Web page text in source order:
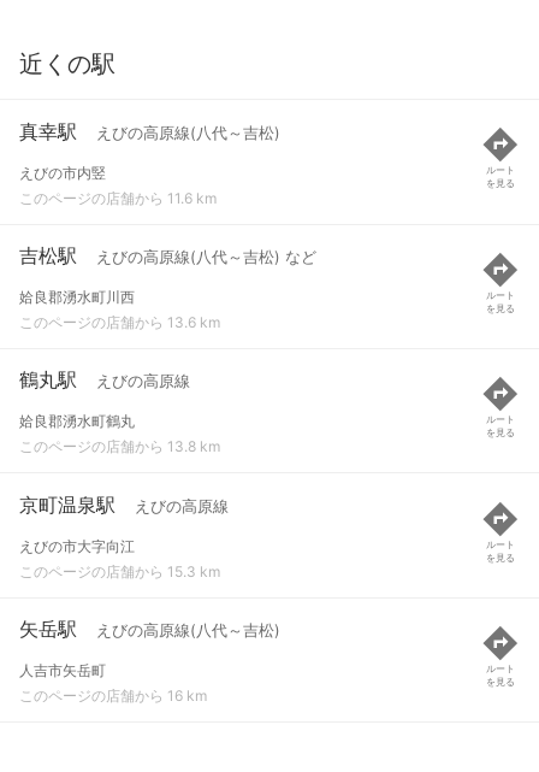
近くの駅
真幸駅 えびの高原線(八代～吉松)
えびの市内竪
このページの店舗から 11.6 km
ルート
を見る
吉松駅 えびの高原線(八代～吉松) など
姶良郡湧水町川西
このページの店舗から 13.6 km
ルート
を見る
鶴丸駅 えびの高原線
姶良郡湧水町鶴丸
このページの店舗から 13.8 km
ルート
を見る
京町温泉駅 えびの高原線
えびの市大字向江
このページの店舗から 15.3 km
ルート
を見る
矢岳駅 えびの高原線(八代～吉松)
人吉市矢岳町
このページの店舗から 16 km
ルート
を見る